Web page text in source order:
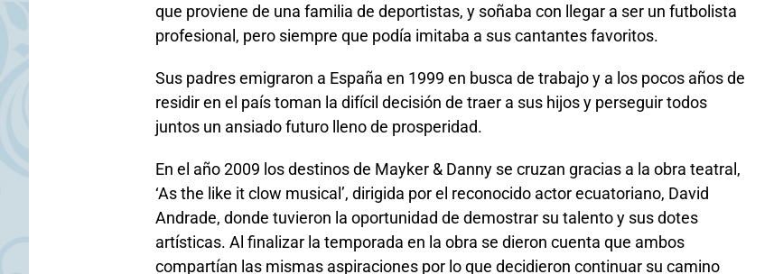
que proviene de una familia de deportistas, y soñaba con llegar a ser un futbolista
profesional, pero siempre que podía imitaba a sus cantantes favoritos.
Sus padres emigraron a España en 1999 en busca de trabajo y a los pocos años de
residir en el país toman la difícil decisión de traer a sus hijos y perseguir todos
juntos un ansiado futuro lleno de prosperidad.
En el año 2009 los destinos de Mayker & Danny se cruzan gracias a la obra teatral,
‘As the like it clow musical’, dirigida por el reconocido actor ecuatoriano, David
Andrade, donde tuvieron la oportunidad de demostrar su talento y sus dotes
artísticas. Al finalizar la temporada en la obra se dieron cuenta que ambos
compartían las mismas aspiraciones por lo que decidieron continuar su camino